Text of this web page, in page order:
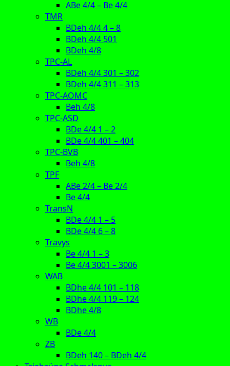
ABe 4/4 – Be 4/4
TMR
BDeh 4/4 4 – 8
BDeh 4/4 501
BDeh 4/8
TPC-AL
BDeh 4/4 301 – 302
BDeh 4/4 311 – 313
TPC-AOMC
Beh 4/8
TPC-ASD
BDe 4/4 1 – 2
BDe 4/4 401 – 404
TPC-BVB
Beh 4/8
TPF
ABe 2/4 – Be 2/4
Be 4/4
TransN
BDe 4/4 1 – 5
BDe 4/4 6 – 8
Travys
Be 4/4 1 – 3
Be 4/4 3001 – 3006
WAB
BDhe 4/4 101 – 118
BDhe 4/4 119 – 124
BDhe 4/8
WB
BDe 4/4
ZB
BDeh 140 – BDeh 4/4